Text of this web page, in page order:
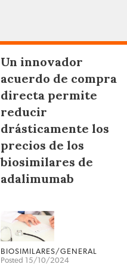
Un innovador
acuerdo de compra
directa permite
reducir
drásticamente los
precios de los
biosimilares de
adalimumab
BIOSIMILARES/GENERAL
Posted 15/10/2024